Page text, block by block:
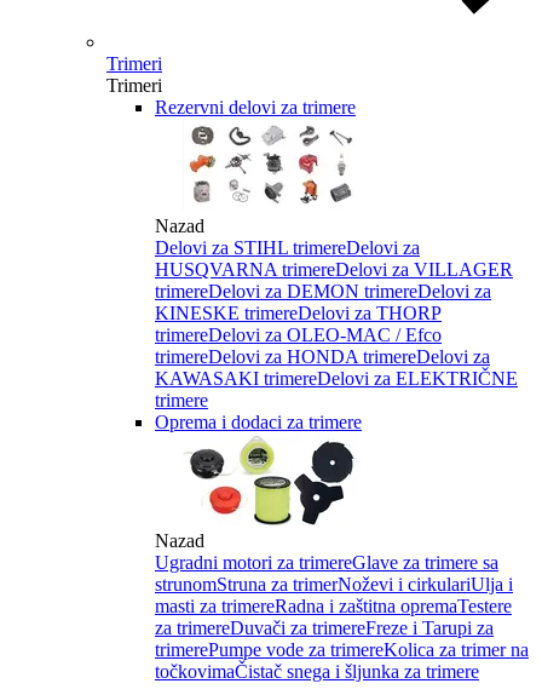
Trimeri
Trimeri
Rezervni delovi za trimere
Nazad
Delovi za STIHL trimereDelovi za
HUSQVARNA trimereDelovi za VILLAGER
trimereDelovi za DEMON trimereDelovi za
KINESKE trimereDelovi za THORP
trimereDelovi za OLEO-MAC / Efco
trimereDelovi za HONDA trimereDelovi za
KAWASAKI trimereDelovi za ELEKTRIČNE
trimere
Oprema i dodaci za trimere
Nazad
Ugradni motori za trimereGlave za trimere sa
strunomStruna za trimerNoževi i cirkulariUlja i
masti za trimereRadna i zaštitna opremaTestere
za trimereDuvači za trimereFreze i Tarupi za
trimerePumpe vode za trimereKolica za trimer na
točkovimaČistač snega i šljunka za trimere